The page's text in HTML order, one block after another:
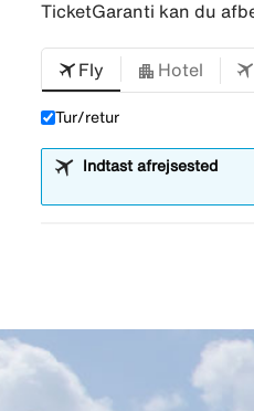
TicketGaranti kan du
Fly Hotel
Tur/retur
Indtast afrejsested